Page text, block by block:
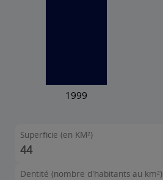
Superficie (en KM²)
44
Dentité (nombre d'habitants au km²)